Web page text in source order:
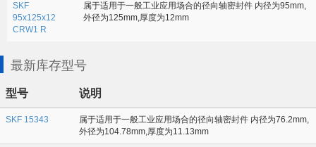
SKF
95x125x12
CRW1 R
属于适用于一般工业应用场合的径向轴密封件 内径为95mm,
外径为125mm,厚度为12mm
最新库存型号
型号 说明
SKF 15343
属于适用于一般工业应用场合的径向轴密封件 内径为76.2mm,
外径为104.78mm,厚度为11.13mm